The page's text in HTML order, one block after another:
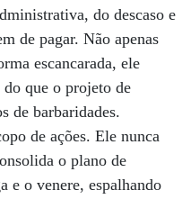
do descaso e
de pagar. Não apenas
escancarada, ele
que o projeto de
de barbaridades.
de ações. Ele nunca
o plano de
e o venere, espalhando